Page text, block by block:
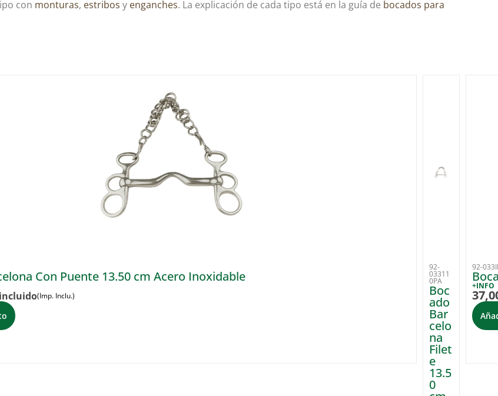
con monturas, estribos y enganches. La explicación de cada tipo está en la guía de bocados para
Con Puente 13.50 cm Acero Inoxidable
(Imp. Inclu.)
92-
03311
0PA
Boc
ado
Bar
celo
na
Filet
e
13.5
0
92-
+INFO